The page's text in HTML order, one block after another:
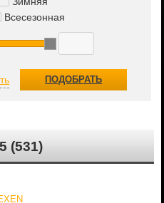
(531)
Всесезонная
ПОДОБРАТЬ